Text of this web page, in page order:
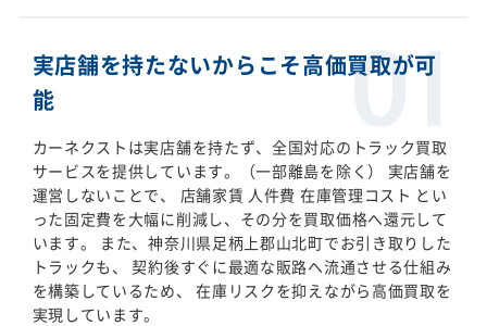
実店舗を持たないからこそ高価買取が可
能
カーネクストは実店舗を持たず、全国対応のトラック買取
サービスを提供しています。（一部離島を除く） 実店舗を
運営しないことで、 店舗家賃 人件費 在庫管理コスト とい
った固定費を大幅に削減し、その分を買取価格へ還元して
います。 また、神奈川県足柄上郡山北町でお引き取りした
トラックも、 契約後すぐに最適な販路へ流通させる仕組み
を構築しているため、 在庫リスクを抑えながら高価買取を
実現しています。